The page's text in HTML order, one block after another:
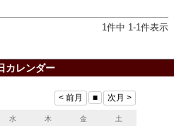
1件中 1-1件表示
カレンダー